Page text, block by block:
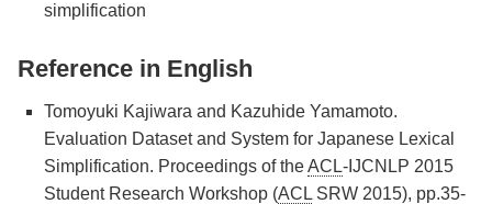
simplification
Reference in English
Tomoyuki Kajiwara and Kazuhide Yamamoto.
Evaluation Dataset and System for Japanese Lexical
Simplification. Proceedings of theACL-IJCNLP 2015
Student Research Workshop (ACL SRW 2015), pp.35-